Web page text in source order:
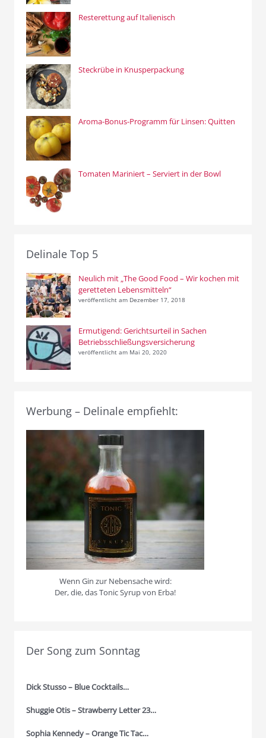
Resterettung auf Italienisch
Steckrübe in Knusperpackung
Aroma-Bonus-Programm für Linsen: Quitten
Tomaten Mariniert – Serviert in der Bowl
Delinale Top 5
Neulich mit „The Good Food – Wir kochen mit
geretteten Lebensmitteln“
veröffentlicht am Dezember 17, 2018
Ermutigend: Gerichtsurteil in Sachen
Betriebsschließungsversicherung
veröffentlicht am Mai 20, 2020
Werbung – Delinale empfiehlt:
Wenn Gin zur Nebensache wird:
Der, die, das Tonic Syrup von Erba!
Der Song zum Sonntag
Dick Stusso – Blue Cocktails…
Shuggie Otis – Strawberry Letter 23…
Sophia Kennedy – Orange Tic Tac…